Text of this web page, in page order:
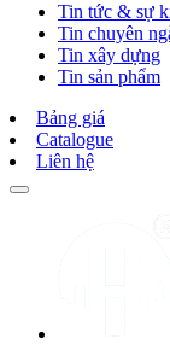
Tin tức & sự
Tin chuyên
Tin xây dựng
Tin sản phẩm
Bảng giá
Catalogue
Liên hệ